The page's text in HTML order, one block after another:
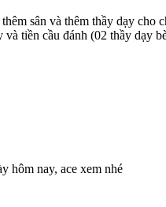
sân và thêm thầy dạy
và tiền cầu đánh (02 thầy dạy
hôm nay, ace xem nhé